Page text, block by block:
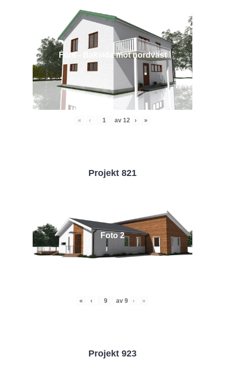
Före - Baksida mot nordväst
« ‹ av 12 › »
Projekt 821
Foto 2
« ‹ av 9 › »
Projekt 923